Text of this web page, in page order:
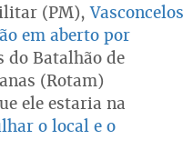
(PM),Vasconcelos
em aberto por
do Batalhão de
(Rotam)
ele estaria na
o local e o